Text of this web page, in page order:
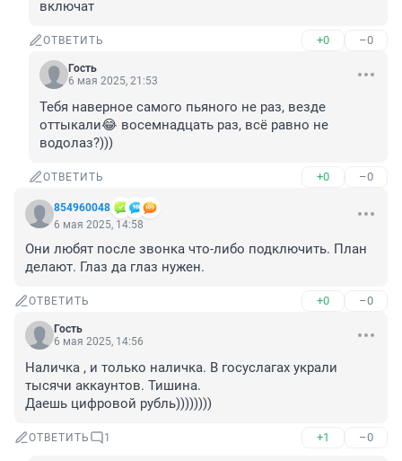
включат
ОТВЕТИТЬ +0 –0
Гость
6 мая 2025, 21:53
Тебя наверное самого пьяного не раз, везде
оттыкали😂 восемнадцать раз, всё равно не
водолаз?)))
ОТВЕТИТЬ +0 –0
854960048
6 мая 2025, 14:58
Они любят после звонка что-либо подключить. План
делают. Глаз да глаз нужен.
ОТВЕТИТЬ +0 –0
Гость
6 мая 2025, 14:56
Наличка , и только наличка. В госуслагах украли
тысячи аккаунтов. Тишина.
Даешь цифровой рубль))))))))
ОТВЕТИТЬ 1 +1 –0